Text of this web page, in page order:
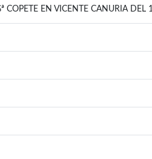
COPETE EN VICENTE CANURIA